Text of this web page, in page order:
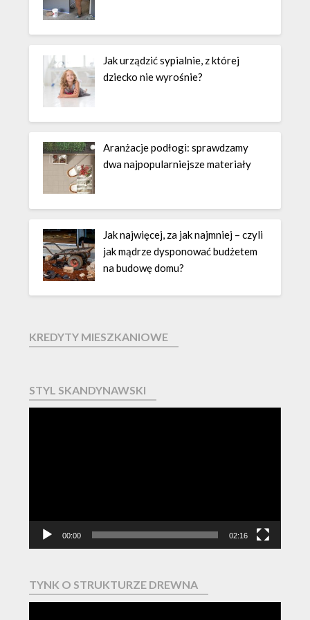
Jak urządzić sypialnie, z której
dziecko nie wyrośnie?
Aranżacje podłogi: sprawdzamy
dwa najpopularniejsze materiały
Jak najwięcej, za jak najmniej – czyli
jak mądrze dysponować budżetem
na budowę domu?
KREDYTY MIESZKANIOWE
STYL SKANDYNAWSKI
00:00 02:16
TYNK O STRUKTURZE DREWNA